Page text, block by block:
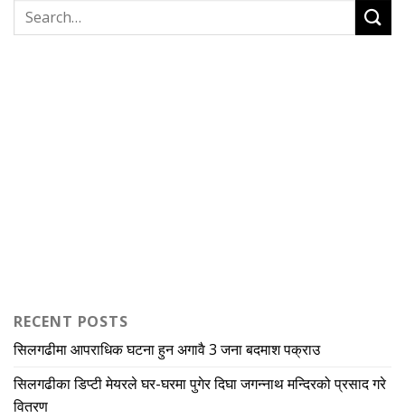
RECENT POSTS
सिलगढीमा आपराधिक घटना हुन अगावै 3 जना बदमाश पक्राउ
सिलगढीका डिप्टी मेयरले घर-घरमा पुगेर दिघा जगन्नाथ मन्दिरको प्रसाद गरे
वितरण